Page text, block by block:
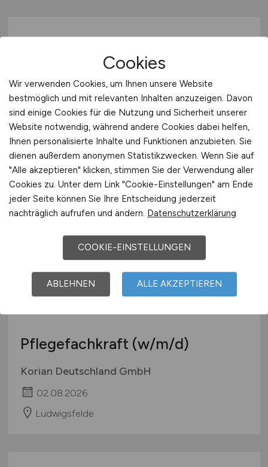
Arzt(w/m/d)für die
Plasmaspende
Octapharma Plasma GmbH
02.08.2026
Cottbus
Pflegefachkraft (w/m/d)
Korian Deutschland GmbH
02.08.2026
Ludwigsfelde
Cookies
Wir verwenden Cookies, um Ihnen unsere Website
bestmöglich und mit relevanten Inhalten anzuzeigen. Davon
sind einige Cookies für die Nutzung und Sicherheit unserer
Website notwendig, während andere Cookies dabei helfen,
Ihnen personalisierte Inhalte und Funktionen anzubieten. Sie
dienen außerdem anonymen Statistikzwecken. Wenn Sie auf
"Alle akzeptieren" klicken, stimmen Sie der Verwendung aller
Cookies zu. Unter dem Link "Cookie-Einstellungen" am Ende
jeder Seite können Sie Ihre Entscheidung jederzeit
nachträglich aufrufen und ändern. Datenschutzerklärung
COOKIE-EINSTELLUNGEN
ABLEHNEN ALLE AKZEPTIEREN